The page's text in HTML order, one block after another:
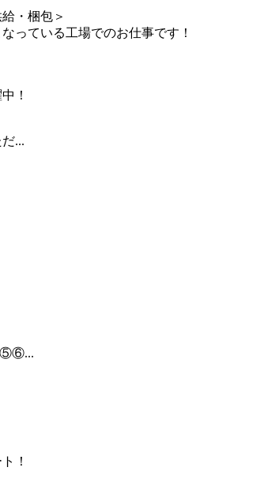
・梱包＞
っている工場でのお仕事です！
！
...
⑤⑥...
！